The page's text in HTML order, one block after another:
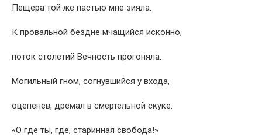
Пещера той же пастью мне зияла.
К провальной бездне мчащийся исконно,
поток столетий Вечность прогоняла.
Могильный гном, согнувшийся у входа,
оцепенев, дремал в смертельной скуке.
«О где ты, где, старинная свобода!»